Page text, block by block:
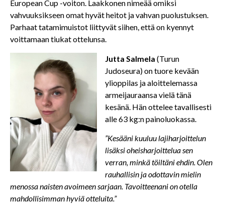
European Cup -voiton. Laakkonen nimeää omiksi
vahvuuksikseen omat hyvät heitot ja vahvan puolustuksen.
Parhaat tatamimuistot liittyvät siihen, että on kyennyt
voittamaan tiukat ottelunsa.
Jutta Salmela (Turun
Judoseura) on tuore kevään
ylioppilas ja aloittelemassa
armeijauraansa vielä tänä
kesänä. Hän ottelee tavallisesti
alle 63 kg:n painoluokassa.
”Kesääni kuuluu lajiharjoittelun
lisäksi oheisharjoittelua sen
verran, minkä töiltäni ehdin. Olen
rauhallisin ja odottavin mielin
menossa naisten avoimeen sarjaan. Tavoitteenani on otella
mahdollisimman hyviä otteluita.”